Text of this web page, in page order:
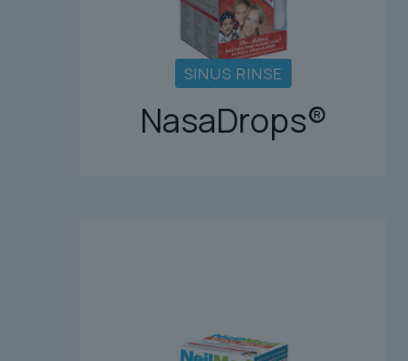
SINUS RINSE
NasaDrops®